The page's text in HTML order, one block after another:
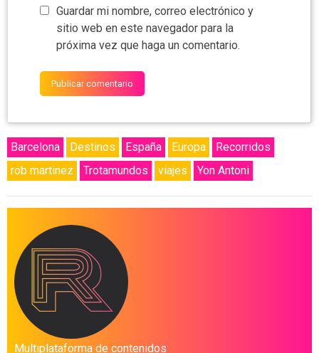
Guardar mi nombre, correo electrónico y
sitio web en este navegador para la
próxima vez que haga un comentario.
Barcelona Destinos España Europa
Recorridos
rob martinez
Trotamundos viajes Yon Antoni
Multiplataforma de contenidos